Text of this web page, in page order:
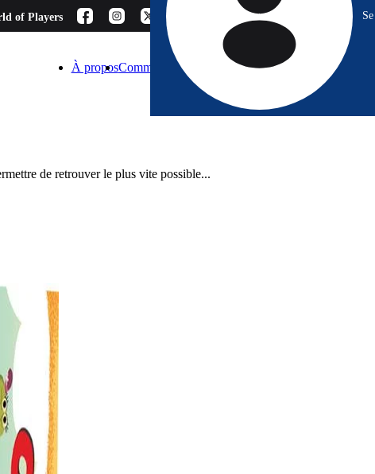
of Players
À proposComment choisir ? BlogEspace Pro Contact
de retrouver le plus vite possible...